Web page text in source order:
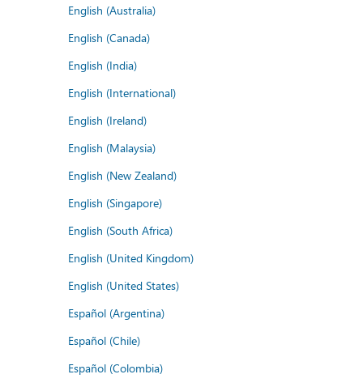
English (Australia)
English (Canada)
English (India)
English (International)
English (Ireland)
English (Malaysia)
English (New Zealand)
English (Singapore)
English (South Africa)
English (United Kingdom)
English (United States)
Español (Argentina)
Español (Chile)
Español (Colombia)